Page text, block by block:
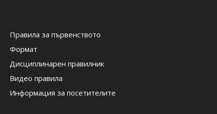
Правила за първенството
Формат
Дисциплинарен правилник
Видео правила
Информация за посетителите